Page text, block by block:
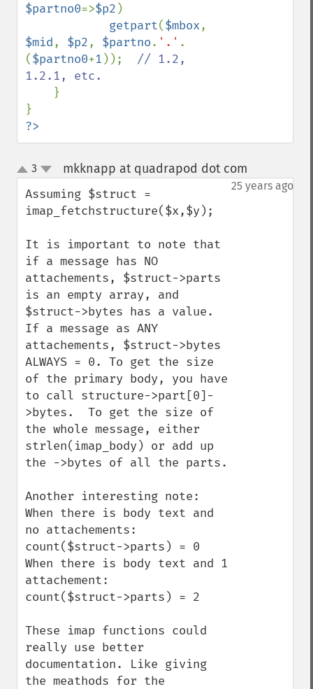
$partno0=>$p2 )
getpart($mbox
$mid, $p2, $partno. '.' .
($partno0+1 )); // 1.2,
1.2.1, etc.
}
?>
up
down
3 mkknapp at quadrapod dot com
25 years ago
Assuming $struct =
imap_fetchstructure($x,$y);
It is important to note that
if a message has NO
attachements, $struct->parts
is an empty array, and
$struct->bytes has a value.
If a message as ANY
attachements, $struct->bytes
ALWAYS = 0. To get the size
of the primary body, you have
to call structure->part[0]-
>bytes.  To get the size of
the whole message, either
strlen(imap_body) or add up
the ->bytes of all the parts.
Another interesting note:
When there is body text and
no attachements:
count($struct->parts) = 0
When there is body text and 1
attachement:
count($struct->parts) = 2
These imap functions could
really use better
documentation. Like giving
the meathods for the